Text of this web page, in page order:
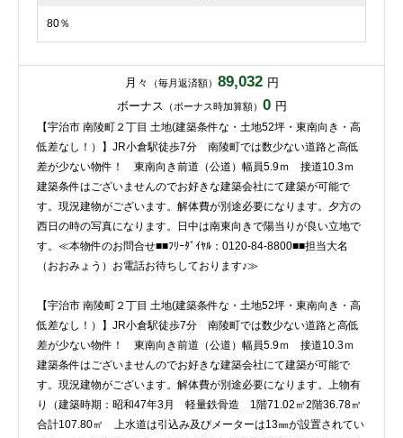
80％
月々 （毎月返済額） 89,032 円
ボーナス （ボーナス時加算額） 0 円
【宇治市 南陵町２丁目 土地(建築条件な・土地52坪・東南向き・高
低差なし！）】JR小倉駅徒歩7分 南陵町では数少ない道路と高低
差が少ない物件！ 東南向き前道（公道）幅員5.9ｍ 接道10.3ｍ
建築条件はございませんのでお好きな建築会社にて建築が可能で
す。現況建物がございます。解体費が別途必要になります。夕方の
西日の時の写真になります。日中は南東向きで陽当りが良い立地で
す。≪本物件のお問合せ■■ﾌﾘｰﾀﾞｲﾔﾙ：0120-84-8800■■担当大名
（おおみょう）お電話お待ちしております♪≫
【宇治市 南陵町２丁目 土地(建築条件な・土地52坪・東南向き・高
低差なし！）】JR小倉駅徒歩7分 南陵町では数少ない道路と高低
差が少ない物件！ 東南向き前道（公道）幅員5.9ｍ 接道10.3ｍ
建築条件はございませんのでお好きな建築会社にて建築が可能で
す。現況建物がございます。解体費が別途必要になります。上物有
り（建築時期：昭和47年3月 軽量鉄骨造 1階71.02㎡2階36.78㎡
合計107.80㎡ 上水道は引込み及びメーターは13㎜が設置されてい